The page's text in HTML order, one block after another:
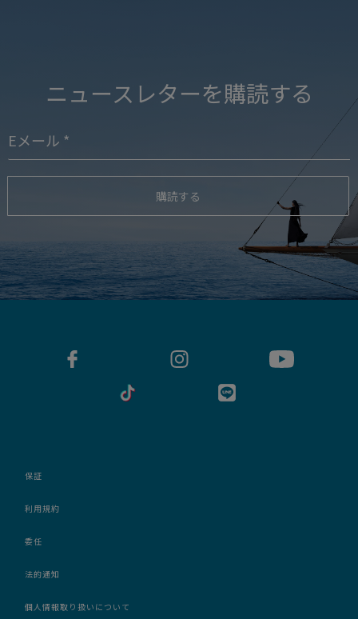
ニュースレターを購読する
購読する
保証
利用規約
委任
法的通知
個人情報取り扱いについて